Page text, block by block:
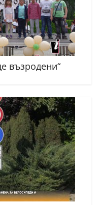
възродени“